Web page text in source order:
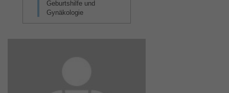
Geburtshilfe und
Gynäkologie